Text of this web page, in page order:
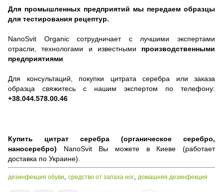
Для промышленных предприятий мы передаем образцы
для тестирования рецептур.
NanoSvit Organic сотрудничает с лучшими экспертами
отрасли, технологами и известными производственными
предприятиями
Для консультаций, покупки цитрата серебра или заказа
образца свяжитесь с нашим экспертом по телефону:
+38.044.578.00.46
Купить цитрат серебра (органическое серебро,
наносеребро) NanoSvit Вы можете в Киеве (работает
доставка по Украине).
дезинфекция обуви средство от запаха ног домашняя дезинфекция